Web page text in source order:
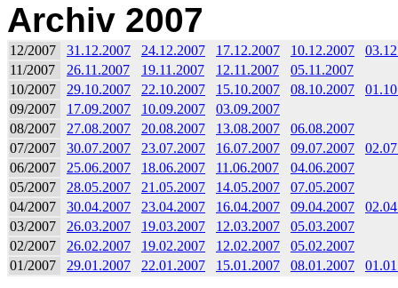
Archiv 2007
12/2007 31.12.2007 24.12.2007 17.12.2007 10.12.2007
11/2007
26.11.2007 19.11.2007 12.11.2007
05.11.2007
10/2007
29.10.2007 22.10.2007 15.10.2007 08.10.2007
09/2007
17.09.2007 10.09.2007
03.09.2007
08/2007
27.08.2007 20.08.2007 13.08.2007
06.08.2007
07/2007
30.07.2007 23.07.2007 16.07.2007 09.07.2007
06/2007
25.06.2007 18.06.2007 11.06.2007
04.06.2007
05/2007
28.05.2007 21.05.2007 14.05.2007
07.05.2007
04/2007
30.04.2007 23.04.2007 16.04.2007 09.04.2007
03/2007
26.03.2007 19.03.2007 12.03.2007
05.03.2007
02/2007
26.02.2007 19.02.2007 12.02.2007
05.02.2007
01/2007
29.01.2007 22.01.2007 15.01.2007 08.01.2007